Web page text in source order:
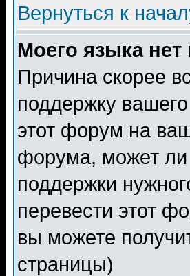
Вернуться к
Моего языка нет
Причина скорее
поддержку
этот форум на
форума, может ли
поддержки
перевести этот
вы можете
страницы)